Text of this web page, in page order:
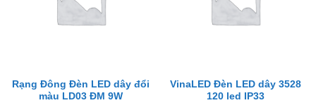
Rạng Đông Đèn LED dây đổi
màu LD03 ĐM 9W
VinaLED Đèn LED dây 3528
120 led IP33